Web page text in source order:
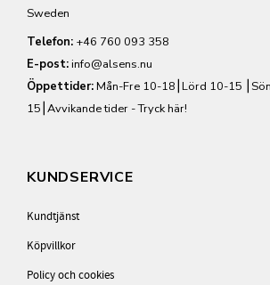
Sweden
Telefon: +46 760 093 358
E-post:info@alsens.nu
Öppettider:Mån-Fre 10-18⎮Lörd 10-15
15⎮ Avvikande tider - Tryck här!
KUNDSERVICE
Kundtjänst
Köpvillkor
Policy och cookies